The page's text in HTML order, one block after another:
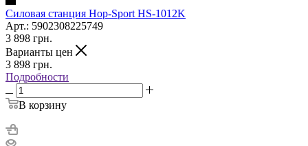
Силовая станция Hop-Sport HS-1012K
Арт.: 5902308225749
3 898 грн.
Варианты цен
3 898 грн.
Подробности
В корзину